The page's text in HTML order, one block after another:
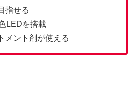
指せる
LEDを搭載
メント剤が使える